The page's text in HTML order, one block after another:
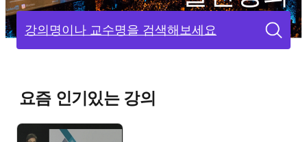
강의명이나 교수명을 검색해보세요
요즘 인기있는 강의